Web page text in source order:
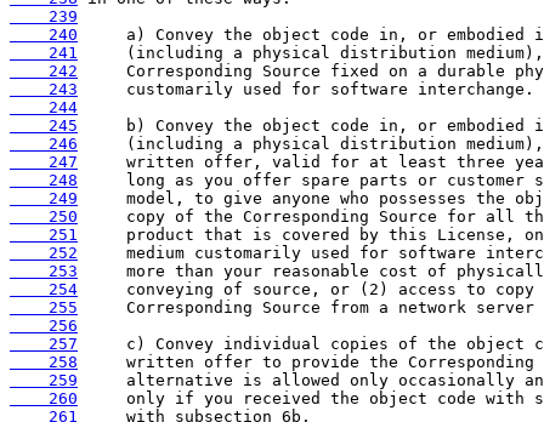
    239
    240
    241
    242
    243
    244
    245
    246
    247
    248
    249
    250
    251
    252
    253
    254
    255
    256
    257
    258
    259
    260
    261